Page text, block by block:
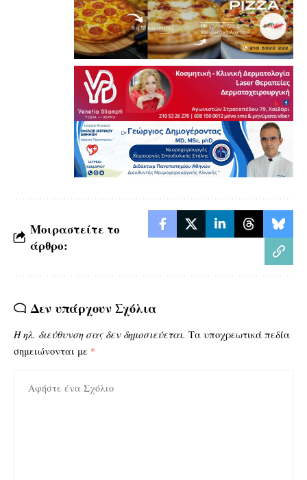
Μοιραστείτε το
άρθρο:
Δεν υπάρχουν Σχόλια
Η ηλ. διεύθυνση σας δεν δημοσιεύεται. Τα υποχρεωτικά πεδία
σημειώνονται με *